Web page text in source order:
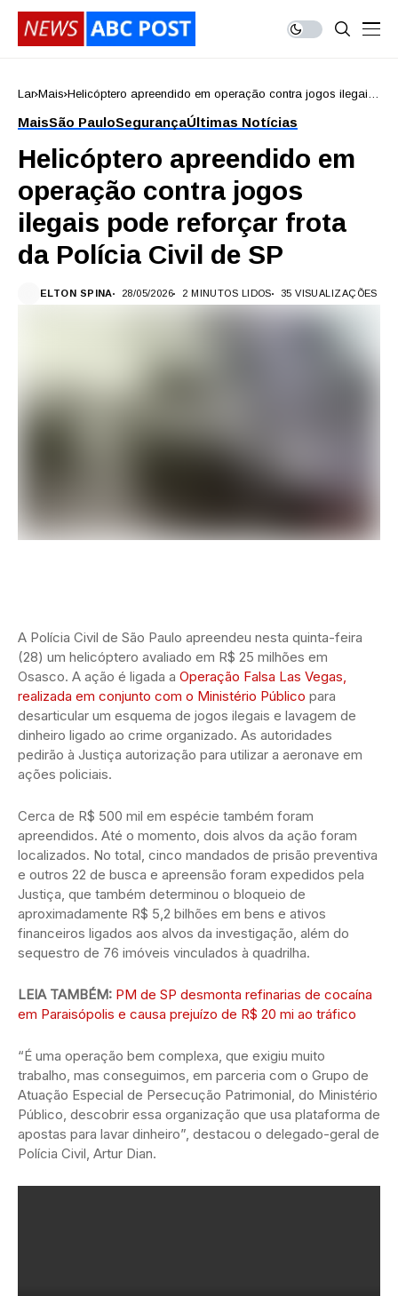
Lar Mais Helicóptero apreendido em operação contra jogos ilegais
MaisSão PauloSegurançaÚltimas Notícias
Helicóptero apreendido em
operação contra jogos
ilegais pode reforçar frota
da Polícia Civil de SP
ELTON SPINA 28/05/2026 2 MINUTOS LIDOS 35 VISUALIZAÇÕES
A Polícia Civil de São Paulo apreendeu nesta quinta-feira
(28) um helicóptero avaliado em R$ 25 milhões em
Osasco. A ação é ligada a Operação Falsa Las Vegas,
realizada em conjunto com o Ministério Público para
desarticular um esquema de jogos ilegais e lavagem de
dinheiro ligado ao crime organizado. As autoridades
pedirão à Justiça autorização para utilizar a aeronave em
ações policiais.
Cerca de R$ 500 mil em espécie também foram
apreendidos. Até o momento, dois alvos da ação foram
localizados. No total, cinco mandados de prisão preventiva
e outros 22 de busca e apreensão foram expedidos pela
Justiça, que também determinou o bloqueio de
aproximadamente R$ 5,2 bilhões em bens e ativos
financeiros ligados aos alvos da investigação, além do
sequestro de 76 imóveis vinculados à quadrilha.
LEIA TAMBÉM: PM de SP desmonta refinarias de cocaína
em Paraisópolis e causa prejuízo de R$ 20 mi ao tráfico
“É uma operação bem complexa, que exigiu muito
trabalho, mas conseguimos, em parceria com o Grupo de
Atuação Especial de Persecução Patrimonial, do Ministério
Público, descobrir essa organização que usa plataforma de
apostas para lavar dinheiro”, destacou o delegado-geral de
Polícia Civil, Artur Dian.